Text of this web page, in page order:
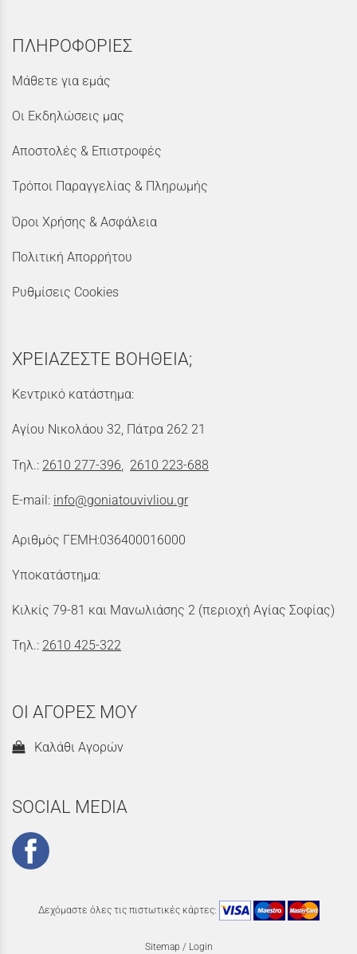
ΠΛΗΡΟΦΟΡΙΕΣ
Μάθετε για εμάς
Οι Εκδηλώσεις μας
Αποστολές & Επιστροφές
Τρόποι Παραγγελίας & Πληρωμής
Όροι Χρήσης & Ασφάλεια
Πολιτική Απορρήτου
Ρυθμίσεις Cookies
ΧΡΕΙΑΖΕΣΤΕ ΒΟΗΘΕΙΑ;
Κεντρικό κατάστημα:
Αγίου Νικολάου 32, Πάτρα 262 21
Τηλ.: 2610 277-396 2610 223-688
E-mail: info@goniatouvivliou.gr
Αριθμός ΓΕΜΗ:036400016000
Υποκατάστημα:
Κιλκίς 79-81 και Μανωλιάσης 2 (περιοχή Αγίας Σοφίας)
Τηλ.: 2610 425-322
ΟΙ ΑΓΟΡΕΣ ΜΟΥ
Καλάθι Αγορών
SOCIAL MEDIA
Δεχόμαστε όλες τις πιστωτικές κάρτες:
Sitemap / Login